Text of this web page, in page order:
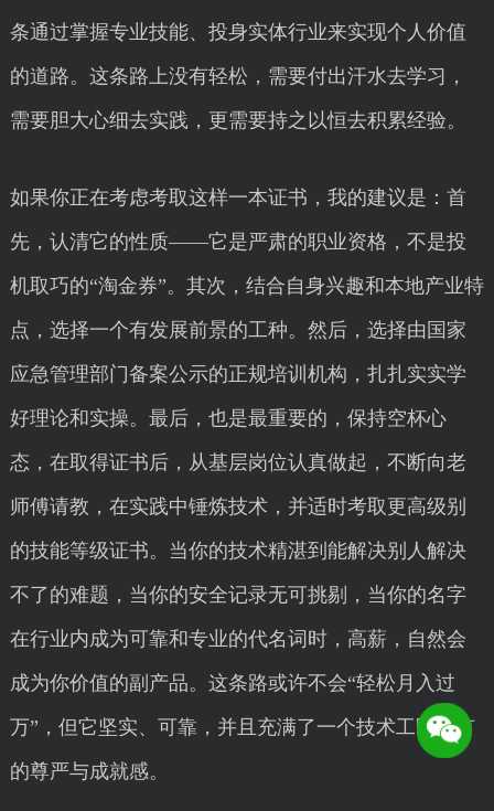
条通过掌握专业技能、投身实体行业来实现个人价值
的道路。这条路上没有轻松，需要付出汗水去学习，
需要胆大心细去实践，更需要持之以恒去积累经验。
如果你正在考虑考取这样一本证书，我的建议是：首
先，认清它的性质——它是严肃的职业资格，不是投
机取巧的“淘金券”。其次，结合自身兴趣和本地产业特
点，选择一个有发展前景的工种。然后，选择由国家
应急管理部门备案公示的正规培训机构，扎扎实实学
好理论和实操。最后，也是最重要的，保持空杯心
态，在取得证书后，从基层岗位认真做起，不断向老
师傅请教，在实践中锤炼技术，并适时考取更高级别
的技能等级证书。当你的技术精湛到能解决别人解决
不了的难题，当你的安全记录无可挑剔，当你的名字
在行业内成为可靠和专业的代名词时，高薪，自然会
成为你价值的副产品。这条路或许不会“轻松月入过
万”，但它坚实、可靠，并且充满了一个技术工匠应有
的尊严与成就感。